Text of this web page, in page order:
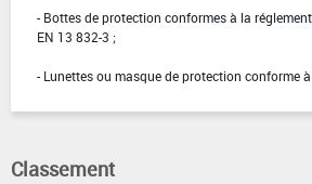
- Bottes de protection conformes à la
EN 13 832-3 ;
- Lunettes ou masque de protection conforme à
Classement